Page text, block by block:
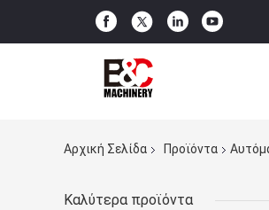
Αρχική Σελίδα Προϊόντα
Καλύτερα προϊόντα